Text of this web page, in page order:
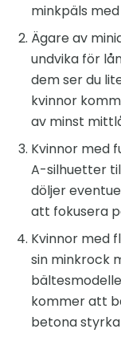
minkpäls
Ägare av
undvika för
dem ser du
kvinnor
av minst
Kvinnor med
A-silhuetter
döljer
att fokusera
Kvinnor med
sin minkrock
kommer att
betona